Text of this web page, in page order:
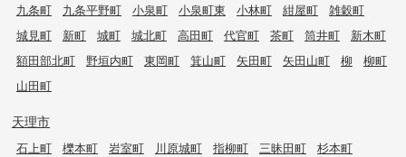
九条町
九条平野町 小泉町 小泉町東 小林町 紺屋町
雑穀町
城見町
新町 城町 城北町 高田町 代官町 茶町 筒井町
新木町
額田部北町
野垣内町 東岡町 箕山町 矢田町 矢田山町 柳
柳町
山田町
天理市
石上町 櫟本町 岩室町 川原城町 指柳町 三昧田町
杉本町